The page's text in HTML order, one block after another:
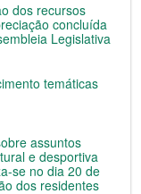
dos recursos
concluída
Legislativa
temáticas
assuntos
e desportiva
se no dia 20 de
dos residentes